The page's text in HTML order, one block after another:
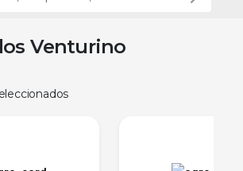
Venturino